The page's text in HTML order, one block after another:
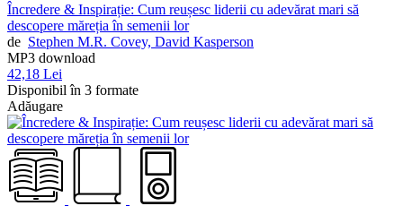
Încredere & Inspirație: Cum reușesc liderii cu adevărat mari să
descopere măreția în semenii lor
de Stephen M.R. Covey, David Kasperson
MP3 download
42,18 Lei
Disponibil în 3 formate
Adăugare